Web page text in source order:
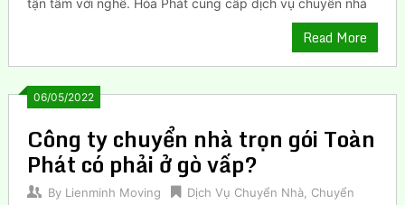
Read More
06/05/2022
Công ty chuyển nhà trọn gói Toàn
Phát có phải ở gò vấp?
By Lienminh Moving Dịch Vụ Chuyển Nhà, Chuyển